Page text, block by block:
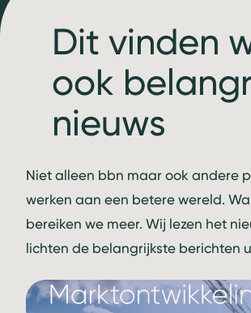
Dit vinden
ook
nieuws
Niet alleen bbn maar ook andere
werken aan een betere wereld.
bereiken we meer. Wij lezen het
lichten de belangrijkste berichten